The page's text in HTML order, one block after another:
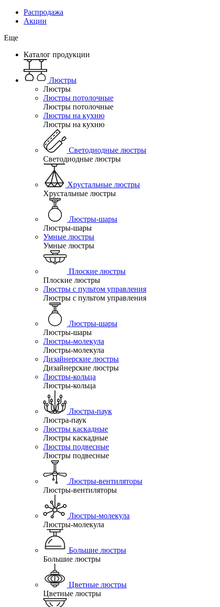
Распродажа
Акции
Еще
Каталог продукции
Люстры
Люстры
Люстры потолочные
Люстры потолочные
Люстры на кухню
Люстры на кухню
Светодиодные люстры
Светодиодные люстры
Хрустальные люстры
Хрустальные люстры
Люстры-шары
Люстры-шары
Умные люстры
Умные люстры
Плоские люстры
Плоские люстры
Люстры с пультом управления
Люстры с пультом управления
Люстры-шары
Люстры-шары
Люстры-молекула
Люстры-молекула
Дизайнерские люстры
Дизайнерские люстры
Люстры-кольца
Люстры-кольца
Люстра-паук
Люстра-паук
Люстры каскадные
Люстры каскадные
Люстры подвесные
Люстры подвесные
Люстры-вентиляторы
Люстры-вентиляторы
Люстры-молекула
Люстры-молекула
Большие люстры
Большие люстры
Цветные люстры
Цветные люстры